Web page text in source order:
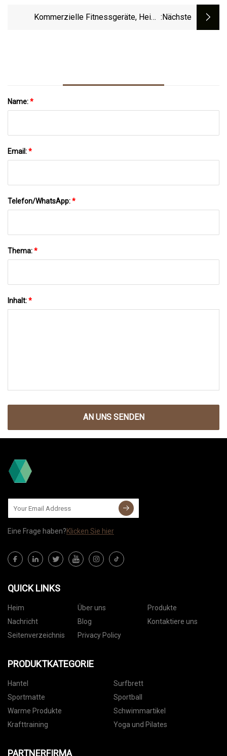
Trainer-Rack, Multi
Kommerzielle Fitnessgeräte, Heim- :nächste
Name:*
Email:*
Telefon/WhatsApp:*
Thema:*
Inhalt:*
AN UNS SENDEN
Eine Frage haben?Klicken Sie hier
QUICK LINKS
Heim Über uns
Produkte
Nachricht
Blog
Kontaktiere uns
Seitenverzeichnis
Privacy Policy
PRODUKTKATEGORIE
Hantel
Surfbrett
Sportmatte
Sportball
Warme Produkte
Schwimmartikel
Krafttraining
Yoga und Pilates
PARTNERFIRMA